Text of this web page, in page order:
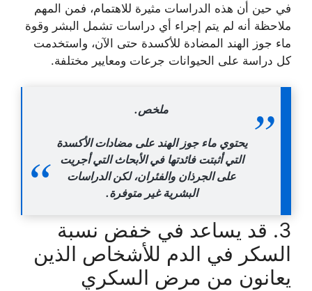
في حين أن هذه الدراسات مثيرة للاهتمام، فمن المهم
ملاحظة أنه لم يتم إجراء أي دراسات تشمل البشر وقوة
ماء جوز الهند المضادة للأكسدة حتى الآن، واستخدمت
كل دراسة على الحيوانات جرعات ومعايير مختلفة.
ملخص.
يحتوي ماء جوز الهند على مضادات الأكسدة
التي أثبتت فائدتها في الأبحاث التي أجريت
على الجرذان والفئران، لكن الدراسات
البشرية غير متوفرة.
3. قد يساعد في خفض نسبة
السكر في الدم للأشخاص الذين
يعانون من مرض السكري